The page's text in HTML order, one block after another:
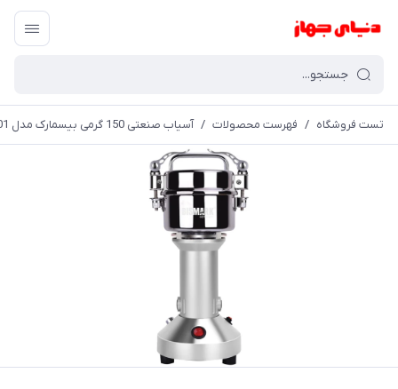
تست فروشگاه / فهرست محصولات / آسیاب صنعتی 150 گرمی بیسمارک مدل BMG501